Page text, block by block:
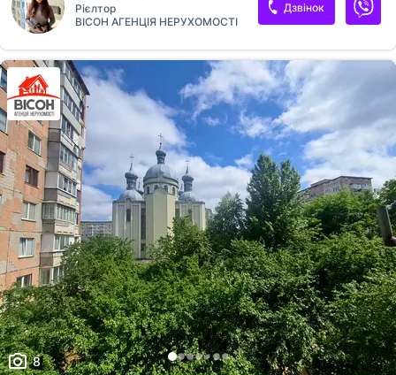
способу життя.
Рієлтор
ВІСОН АГЕНЦІЯ НЕРУХОМОСТІ
Дзвінок
8